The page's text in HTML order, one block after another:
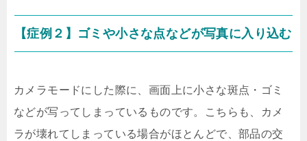
【症例２】ゴミや小さな点などが写真に入り込む
カメラモードにした際に、画面上に小さな斑点・ゴミ
などが写ってしまっているものです。こちらも、カメ
ラが壊れてしまっている場合がほとんどで、部品の交